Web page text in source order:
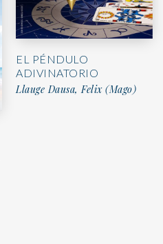
EL PÉNDULO
ADIVINATORIO
Llauge Dausa, Felix (Mago)